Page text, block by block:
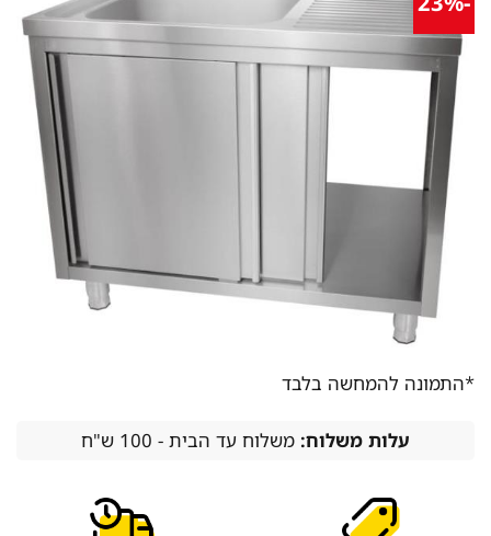
שמור
מוצר
במועדפים
*התמונה להמחשה בלבד
עלות משלוח:משלוח עד הבית - 100 ש"ח